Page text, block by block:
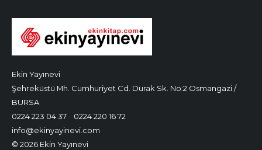
Ekin Yayınevi
Şehreküstü Mh. Cumhuriyet Cd. Durak Sk. No:2 Osmangazi /
BURSA
0224 223 04 37
0224 220 16 72
info@ekinyayinevi.com
© 2026 Ekin Yayınevi